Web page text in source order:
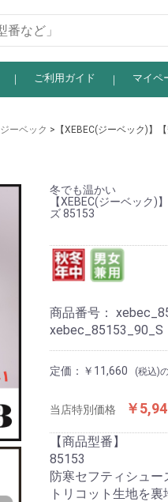
ご利用ガイド マイペ
ジーベック >【XEBEC(ジーベック)】
冬でも温かい
【XEBEC(ジーベック)
ズ 85153
商品番号：
xebec_85153_90_S
定価： ￥11,660 (税込)
当店特別価格 ￥
【商品型番】
85153
防寒セフティシュー
トリコット生地を